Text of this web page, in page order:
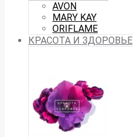
AVON
MARY KAY
ORIFLAME
КРАСОТА И ЗДОРОВЬЕ